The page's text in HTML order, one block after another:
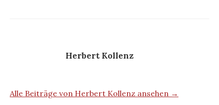
Herbert Kollenz
Alle Beiträge von Herbert Kollenz ansehen →